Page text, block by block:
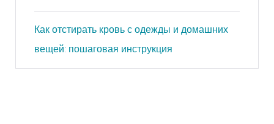
Как отстирать кровь с одежды и домашних
вещей: пошаговая инструкция